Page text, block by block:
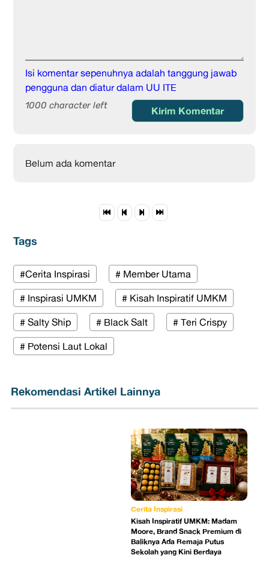
Isi komentar sepenuhnya adalah tanggung jawab
pengguna dan diatur dalam UU ITE
1000 character left Kirim Komentar
Belum ada komentar
Tags
#Cerita Inspirasi # Member Utama
# Inspirasi UMKM # Kisah Inspiratif UMKM
# Salty Ship # Black Salt # Teri Crispy
# Potensi Laut Lokal
Rekomendasi Artikel Lainnya
Cerita Inspirasi
Kisah Inspiratif UMKM: Madam
Moore, Brand Snack Premium di
Baliknya Ada Remaja Putus
Sekolah yang Kini Berdaya